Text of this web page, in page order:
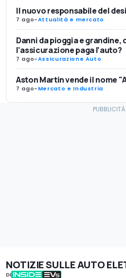
Il nuovo responsabile del
7 ago-Attualità e mercato
Danni da pioggia e grandine,
l’assicurazione paga l’auto?
7 ago-Assicurazione Auto
Aston Martin vende il nome
7 ago-Mercato e Industria
NOTIZIE SULLE AUTO
DI